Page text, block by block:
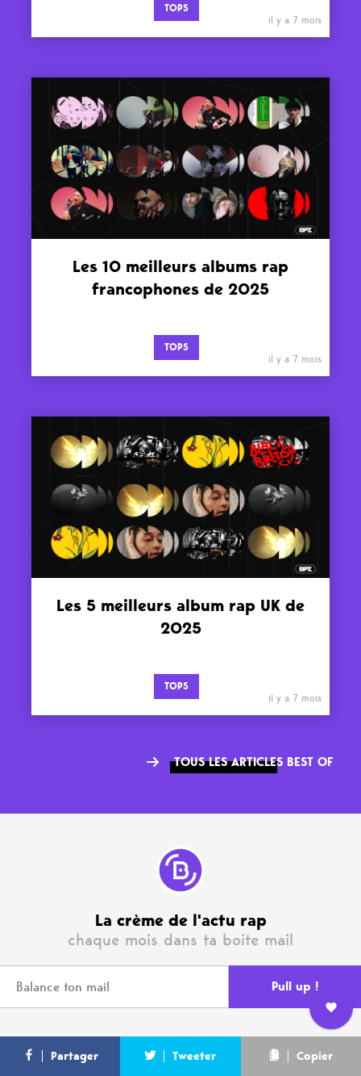
L’équipe
Nous
rejoindre
Newsletter
Partager Tweeter Copier
TOPS
il y a 7 mois
Les 10 meilleurs albums rap
francophones de 2025
TOPS
il y a 7 mois
Les 5 meilleurs album rap UK de
2025
TOPS
il y a 7 mois
TOUS LES ARTICLES BEST OF
La crème de l'actu rap
chaque mois dans ta boite mail